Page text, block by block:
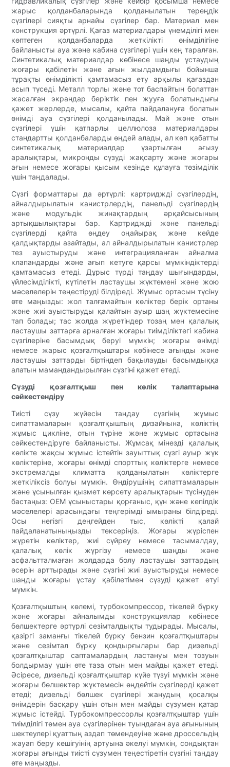
жарыс қолданбаларында қолданылатын тереңдік
сүзгілері сияқты арнайы сүзгілер бар. Материал мен
конструкция әртүрлі. Қағаз материалдары үнемділігі мен
көптеген қолданбаларда жеткілікті өнімділігіне
байланысты ауа және кабина сүзгілері үшін кең таралған.
Синтетикалық материалдар көбінесе шаңды ұстаудың
жоғары қабілетін және ағын жылдамдығы бойынша
тұрақты өнімділікті қамтамасыз ету арқылы қағаздан
асып түседі. Металл торлы және тот баспайтын болаттан
жасалған экрандар беріктік пен жууға болатындығы
қажет жерлерде, мысалы, қайта пайдалануға болатын
өнімді ауа сүзгілері қолданылады. Май және отын
сүзгілері үшін қатпарлы целлюлоза материалдары
стандартты қолданбаларды өңдей алады, ал көп қабатты
синтетикалық материалдар ұзартылған ағызу
аралықтары, микронды сүзуді жақсарту және жоғары
ағын немесе жоғары қысым кезінде құлауға төзімділік
үшін таңдалады.
Сүзгі форматтары да әртүрлі: картриджді сүзгілердің,
айналдырылатын канистрлердің, панельді сүзгілердің
және модульдік жинақтардың әрқайсысының
артықшылықтары бар. Картриджді және панельді
сүзгілерді қайта өңдеу оңайырақ және кейде
қалдықтарды азайтады, ал айналдырылатын канистрлер
тез ауыстыруды және интеграцияланған айналма
клапандарды және ағып кетуге қарсы мүмкіндіктерді
қамтамасыз етеді. Дұрыс түрді таңдау шығындарды,
үйлесімділікті, күтілетін ластаушы жүктемені және жою
мәселелерін теңестіруді білдіреді. Жұмыс ортасын түсіну
өте маңызды: жол талғамайтын көліктер берік ортаны
және жиі ауыстыруды қалайтын ауыр шаң жүктемесіне
тап болады; тас жолда жүретіндер тозаң мен қалалық
ластаушы заттарға арналған жоғары тиімділіктегі кабина
сүзгілеріне басымдық беруі мүмкін; жоғары өнімді
немесе жарыс қозғалтқыштары көбінесе ағынды және
ластаушы заттарды біртіндеп бақылауды басымдыққа
алатын мамандандырылған сүзгіні қажет етеді.
Сүзуді қозғалтқыш пен көлік талаптарына
сәйкестендіру
Тиісті сүзу жүйесін таңдау сүзгінің жұмыс
сипаттамаларын қозғалтқыштың дизайнына, көліктің
жұмыс цикліне, отын түріне және жұмыс ортасына
сәйкестендіруге байланысты. Жұмсақ мінезді қалалық
көлікте жақсы жұмыс істейтін зауыттық сүзгі ауыр жүк
көліктеріне, жоғары өнімді спорттық көліктерге немесе
экстремалды климатта қолданылатын көліктерге
жеткіліксіз болуы мүмкін. Өндірушінің сипаттамаларын
және ұсынылған қызмет көрсету аралықтарын түсінуден
бастаңыз: OEM ұсыныстары қорғаныс, құн және кепілдік
мәселелері арасындағы теңгерімді ымыраны білдіреді.
Осы негізгі деңгейден тыс, көлікті қалай
пайдаланатыныңызды тексеріңіз. Жоғары жүріспен
жүретін көліктер, жиі сүйреу немесе тасымалдау,
қалалық көлік жүргізу немесе шаңды және
асфальтталмаған жолдарда болу ластаушы заттардың
әсерін арттырады және сүзгіні жиі ауыстыруды немесе
шаңды жоғары ұстау қабілетімен сүзуді қажет етуі
мүмкін.
Қозғалтқыштың көлемі, турбокомпрессор, тікелей бүрку
және жоғары айналымды конструкциялар көбінесе
бөлшектерге әртүрлі сезімталдықты тудырады. Мысалы,
қазіргі заманғы тікелей бүрку бензин қозғалтқыштары
және сезімтал бүрку қондырғылары бар дизельді
қозғалтқыштар саптамалардың ластануы мен тозуын
болдырмау үшін өте таза отын мен майды қажет етеді.
Әсіресе, дизельді қозғалтқыштар күйе түзуі мүмкін және
жоғары бөлшектер жүктемесін өңдейтін сүзгілерді қажет
етеді; дизельді бөлшек сүзгілері жанудың қосалқы
өнімдерін басқару үшін отын мен майды сүзумен қатар
жұмыс істейді. Турбокомпрессорлы қозғалтқыштар үшін
тиімділігі төмен ауа сүзгілерінен туындаған ауа ағынының
шектеулері қуаттың аздап төмендеуіне және дроссельдің
жауап беру кешігуінің артуына әкелуі мүмкін, сондықтан
жоғары ағынды тиісті сүзумен теңестіретін сүзгіні таңдау
өте маңызды.